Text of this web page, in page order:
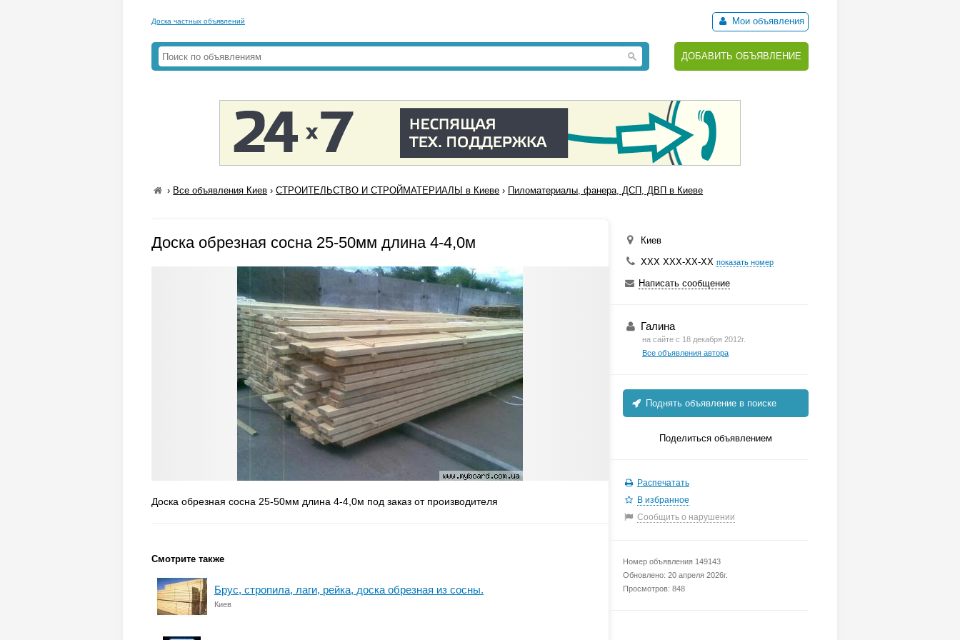
Доска частных объявлений Мои объявления
ДОБАВИТЬ ОБЪЯВЛЕНИЕ
› Все объявления Киев ›СТРОИТЕЛЬСТВО И СТРОЙМАТЕРИАЛЫ в Киеве › Пиломатериалы, фанера, ДСП, ДВП в Киеве
Доска обрезная сосна 25-50мм длина 4-4,0м
Доска обрезная сосна 25-50мм длина 4-4,0м под заказ от производителя
Смотрите также
Брус, стропила, лаги, рейка, доска обрезная из сосны.
Киев
Киев
ХХХ ХХХ-ХХ-ХХ показать номер
Написать сообщение
Галина
на сайте с 18 декабря 2012г.
Все объявления автора
Поднять объявление в поиске
Поделиться объявлением
Распечатать
В избранное
Сообщить о нарушении
Номер объявления 149143
Обновлено: 20 апреля 2026г.
Просмотров: 848